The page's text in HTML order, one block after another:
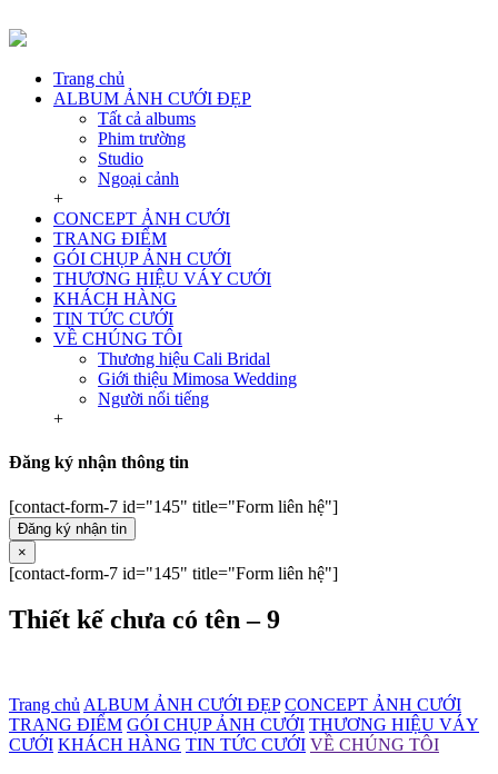
Trang chủ
ALBUM ẢNH CƯỚI ĐẸP
Tất cả albums
Phim trường
Studio
Ngoại cảnh
+
CONCEPT ẢNH CƯỚI
TRANG ĐIỂM
GÓI CHỤP ẢNH CƯỚI
THƯƠNG HIỆU VÁY CƯỚI
KHÁCH HÀNG
TIN TỨC CƯỚI
VỀ CHÚNG TÔI
Thương hiệu Cali Bridal
Giới thiệu Mimosa Wedding
Người nổi tiếng
+
Đăng ký nhận thông tin
[contact-form-7 id="145" title="Form liên hệ"]
Đăng ký nhận tin
×
[contact-form-7 id="145" title="Form liên hệ"]
Thiết kế chưa có tên – 9
Trang chủ ALBUM ẢNH CƯỚI ĐẸP CONCEPT ẢNH CƯỚI
TRANG ĐIỂM GÓI CHỤP ẢNH CƯỚI THƯƠNG HIỆU VÁY
CƯỚI KHÁCH HÀNG TIN TỨC CƯỚI VỀ CHÚNG TÔI